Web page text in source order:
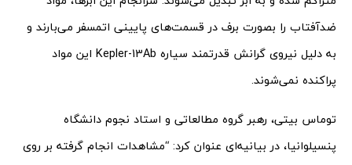
ضدآفتاب را بصورت برف در قسمت‌های پایینی اتمسفر می‌بارند و
به دلیل نیروی گرانش قدرتمند سیاره Kepler-13Ab این مواد
پراکنده نمی‌شوند.
توماس بیتی، رهبر گروه مطالعاتی و استاد نجوم دانشگاه
پنسیلوانیا، در بیانیه‌ای عنوان کرد: “مشاهدات انجام گرفته بر روی